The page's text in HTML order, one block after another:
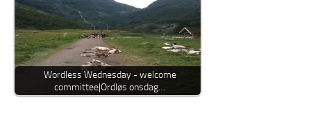
Wordless Wednesday - welcome
committee|Ordløs onsdag…